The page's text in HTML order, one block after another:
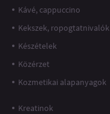
Kávé, cappuccino
Kekszek, ropogtatnivalók
Készételek
Közérzet
Kozmetikai alapanyagok
Kreatinok